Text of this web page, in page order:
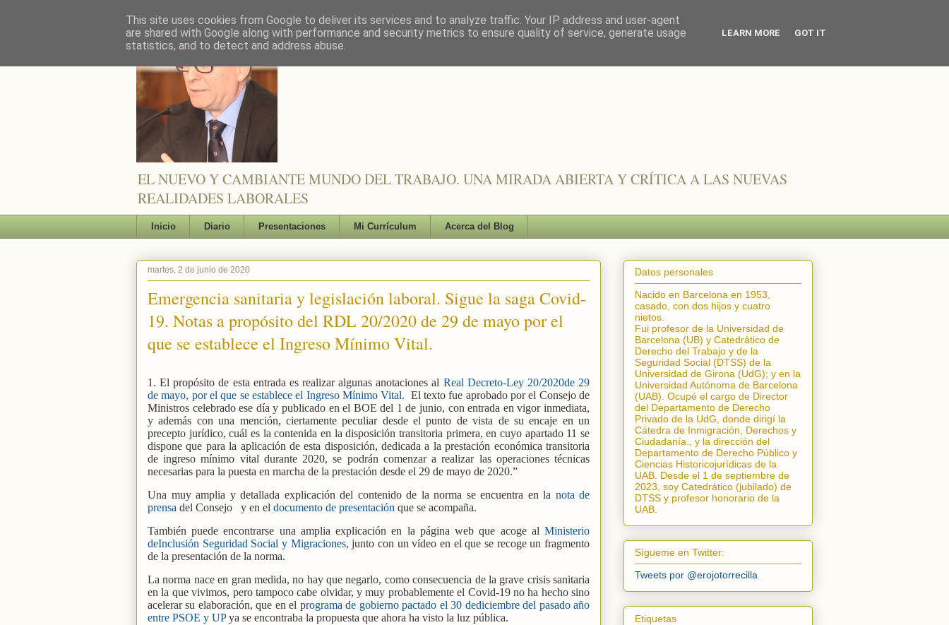
EL NUEVO Y CAMBIANTE MUNDO DEL TRABAJO. UNA MIRADA ABIERTA Y CRÍTICA A LAS NUEVAS
REALIDADES LABORALES
Inicio Diario Presentaciones Mi Currículum Acerca del Blog
martes, 2 de junio de 2020
Emergencia sanitaria y legislación laboral. Sigue la saga Covid-
19. Notas a propósito del RDL 20/2020 de 29 de mayo por el
que se establece el Ingreso Mínimo Vital.
1. El propósito de esta entrada es realizar algunas anotaciones al Real Decreto-Ley 20/2020de 29
de mayo, por el que se establece el Ingreso Mínimo Vital. El texto fue aprobado por el Consejo de
Ministros celebrado ese día y publicado en el BOE del 1 de junio, con entrada en vigor inmediata,
y además con una mención, ciertamente peculiar desde el punto de vista de su encaje en un
precepto jurídico, cuál es la contenida en la disposición transitoria primera, en cuyo apartado 11 se
dispone que para la aplicación de esta disposición, dedicada a la prestación económica transitoria
de ingreso mínimo vital durante 2020, se podrán comenzar a realizar las operaciones técnicas
necesarias para la puesta en marcha de la prestación desde el 29 de mayo de 2020.”
Una muy amplia y detallada explicación del contenido de la norma se encuentra en la nota de
prensa del Consejo y en el documento de presentación que se acompaña.
También puede encontrarse una amplia explicación en la página web que acoge al Ministerio
deInclusión Seguridad Social y Migraciones, junto con un vídeo en el que se recoge un fragmento
de la presentación de la norma.
La norma nace en gran medida, no hay que negarlo, como consecuencia de la grave crisis sanitaria
en la que vivimos, pero tampoco cabe olvidar, y muy probablemente el Covid-19 no ha hecho sino
acelerar su elaboración, que en el programa de gobierno pactado el 30 dediciembre del pasado año
entre PSOE y UPya se encontraba la propuesta que ahora ha visto la luz pública.
Datos personales
Nacido en Barcelona en 1953,
casado, con dos hijos y cuatro
nietos.
Fui profesor de la Universidad de
Barcelona (UB) y Catedrático de
Derecho del Trabajo y de la
Seguridad Social (DTSS) de la
Universidad de Girona (UdG); y en la
Universidad Autónoma de Barcelona
(UAB). Ocupé el cargo de Director
del Departamento de Derecho
Privado de la UdG, donde dirigí la
Cátedra de Inmigración, Derechos y
Ciudadanía.
, y la dirección del
Departamento de Derecho Público y
Ciencias Historicojurídicas de la
UAB. Desde el 1 de septiembre de
2023, soy Catedrático (jubilado) de
DTSS y profesor honorario de la
UAB.
Sígueme en Twitter:
Tweets por @erojotorrecilla
Etiquetas
This site uses cookies from Google to deliver its services and to analyze traffic. Your IP address and user-agent
are shared with Google along with performance and security metrics to ensure quality of service, generate usage
statistics, and to detect and address abuse.
LEARN MORE GOT IT